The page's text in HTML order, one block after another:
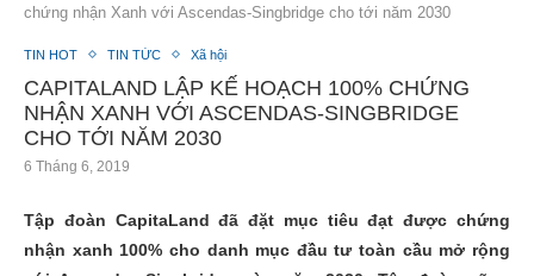
chứng nhận Xanh với Ascendas-Singbridge cho tới năm 2030
TIN HOT TIN TỨC Xã hội
CAPITALAND LẬP KẾ HOẠCH 100% CHỨNG
NHẬN XANH VỚI ASCENDAS-SINGBRIDGE
CHO TỚI NĂM 2030
6 Tháng 6, 2019
Tập đoàn CapitaLand đã đặt mục tiêu đạt được chứng
nhận xanh 100% cho danh mục đầu tư toàn cầu mở rộng